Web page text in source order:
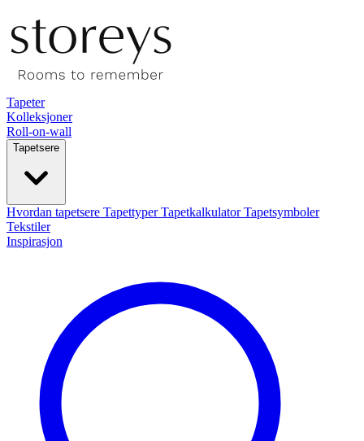
Tapeter
Kolleksjoner
Roll-on-wall
Tapetsere
Hvordan tapetsere TapettyperTapetkalkulatorTapetsymboler
Tekstiler
Inspirasjon